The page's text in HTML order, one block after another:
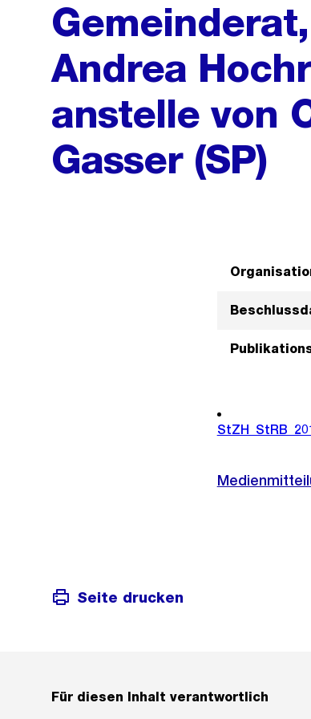
Andrea
anstelle von
Gasser (SP)
Seite drucken
Für diesen Inhalt verantwortlich